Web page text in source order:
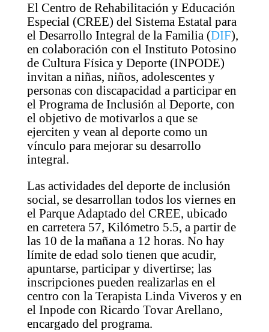
El Centro de Rehabilitación y Educación
Especial (CREE) del Sistema Estatal para
el Desarrollo Integral de la Familia (DIF),
en colaboración con el Instituto Potosino
de Cultura Física y Deporte (INPODE)
invitan a niñas, niños, adolescentes y
personas con discapacidad a participar en
el Programa de Inclusión al Deporte, con
el objetivo de motivarlos a que se
ejerciten y vean al deporte como un
vínculo para mejorar su desarrollo
integral.
Las actividades del deporte de inclusión
social, se desarrollan todos los viernes en
el Parque Adaptado del CREE, ubicado
en carretera 57, Kilómetro 5.5, a partir de
las 10 de la mañana a 12 horas. No hay
límite de edad solo tienen que acudir,
apuntarse, participar y divertirse; las
inscripciones pueden realizarlas en el
centro con la Terapista Linda Viveros y en
el Inpode con Ricardo Tovar Arellano,
encargado del programa.